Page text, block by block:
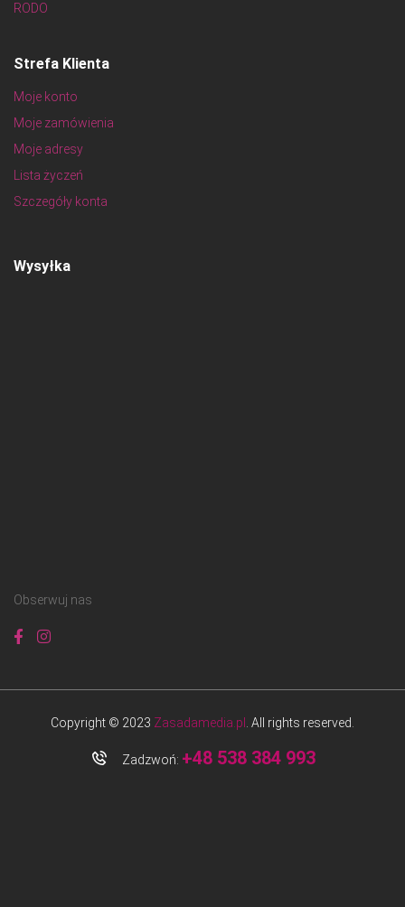
RODO
Strefa Klienta
Moje konto
Moje zamówienia
Moje adresy
Lista życzeń
Szczegóły konta
Wysyłka
Obserwuj nas
Copyright © 2023 Zasadamedia.pl . All rights reserved.
Zadzwoń: +48 538 384 993